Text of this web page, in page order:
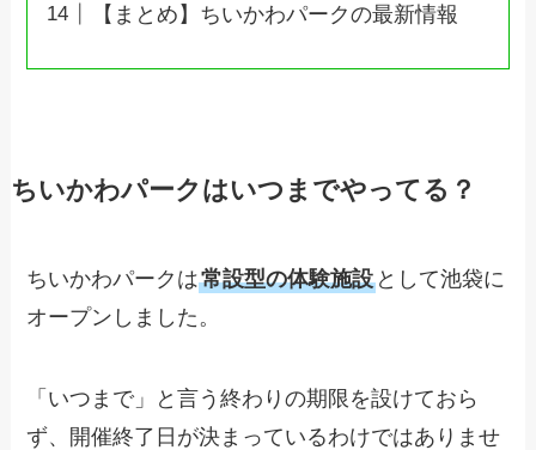
【まとめ】ちいかわパークの最新情報
ちいかわパークはいつまでやってる？
ちいかわパークは常設型の体験施設 として池袋に
オープンしました。
「いつまで」と言う終わりの期限を設けておら
ず、開催終了日が決まっているわけではありませ